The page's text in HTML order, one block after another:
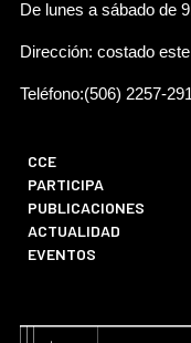
De lunes a sábado de
Dirección: costado
Teléfono:(506) 2257-
CCE
PARTICIPA
PUBLICACIONES
ACTUALIDAD
EVENTOS